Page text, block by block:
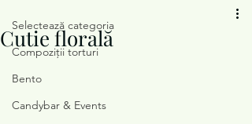
Selectează categoria
Compoziții torturi
Bento
Candybar & Events
Cutie florală